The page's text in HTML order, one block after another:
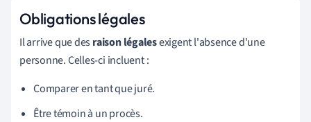
Obligations légales
Il arrive que desraison légalesexigent l'absence d'une
personne. Celles-ci incluent :
Comparer en tant que juré.
Être témoin à un procès.